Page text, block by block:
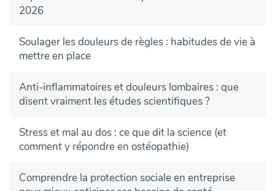
2026
Soulager les douleurs de règles : habitudes de vie à
mettre en place
Anti-inflammatoires et douleurs lombaires : que
disent vraiment les études scientifiques ?
Stress et mal au dos : ce que dit la science (et
comment y répondre en ostéopathie)
Comprendre la protection sociale en entreprise